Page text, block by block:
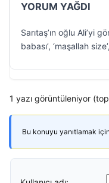
YORUM YAĞDI
Sarıtaş’ın oğlu Ali’yi
babası’, ‘maşallah
1 yazı görüntüleniyor
Bu konuyu yanıtlamak